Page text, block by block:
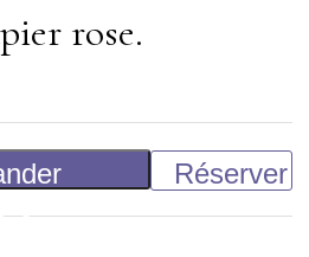
rose.
Réserver